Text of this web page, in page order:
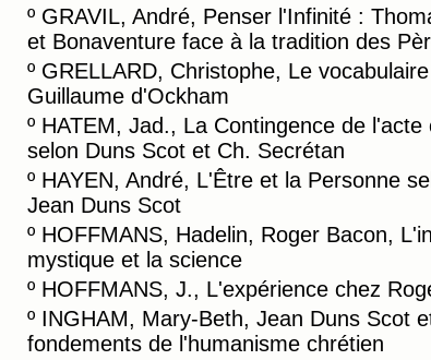
º GRAVIL, André, Penser l'Infinité :
et Bonaventure face à la tradition des
º GRELLARD, Christophe, Le
Guillaume d'Ockham
º HATEM, Jad., La Contingence de l'acte
selon Duns Scot et Ch. Secrétan
º HAYEN, André, L'Être et la Personne
Jean Duns Scot
º HOFFMANS, Hadelin, Roger Bacon,
mystique et la science
º HOFFMANS, J., L'expérience chez
º INGHAM, Mary-Beth, Jean Duns Scot
fondements de l'humanisme chrétien